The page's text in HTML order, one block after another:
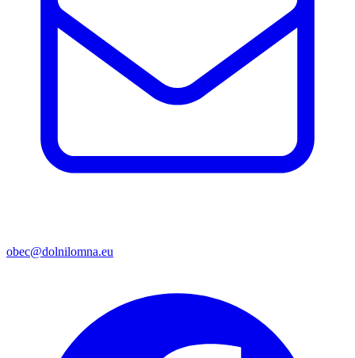
obec@dolnilomna.eu